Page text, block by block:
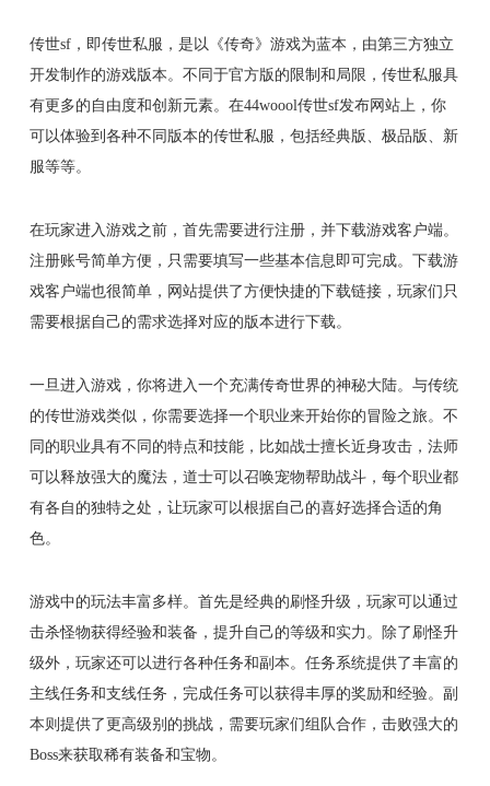
传世sf，即传世私服，是以《传奇》游戏为蓝本，由第三方独立
开发制作的游戏版本。不同于官方版的限制和局限，传世私服具
有更多的自由度和创新元素。在44woool传世sf发布网站上，你
可以体验到各种不同版本的传世私服，包括经典版、极品版、新
服等等。
在玩家进入游戏之前，首先需要进行注册，并下载游戏客户端。
注册账号简单方便，只需要填写一些基本信息即可完成。下载游
戏客户端也很简单，网站提供了方便快捷的下载链接，玩家们只
需要根据自己的需求选择对应的版本进行下载。
一旦进入游戏，你将进入一个充满传奇世界的神秘大陆。与传统
的传世游戏类似，你需要选择一个职业来开始你的冒险之旅。不
同的职业具有不同的特点和技能，比如战士擅长近身攻击，法师
可以释放强大的魔法，道士可以召唤宠物帮助战斗，每个职业都
有各自的独特之处，让玩家可以根据自己的喜好选择合适的角
色。
游戏中的玩法丰富多样。首先是经典的刷怪升级，玩家可以通过
击杀怪物获得经验和装备，提升自己的等级和实力。除了刷怪升
级外，玩家还可以进行各种任务和副本。任务系统提供了丰富的
主线任务和支线任务，完成任务可以获得丰厚的奖励和经验。副
本则提供了更高级别的挑战，需要玩家们组队合作，击败强大的
Boss来获取稀有装备和宝物。